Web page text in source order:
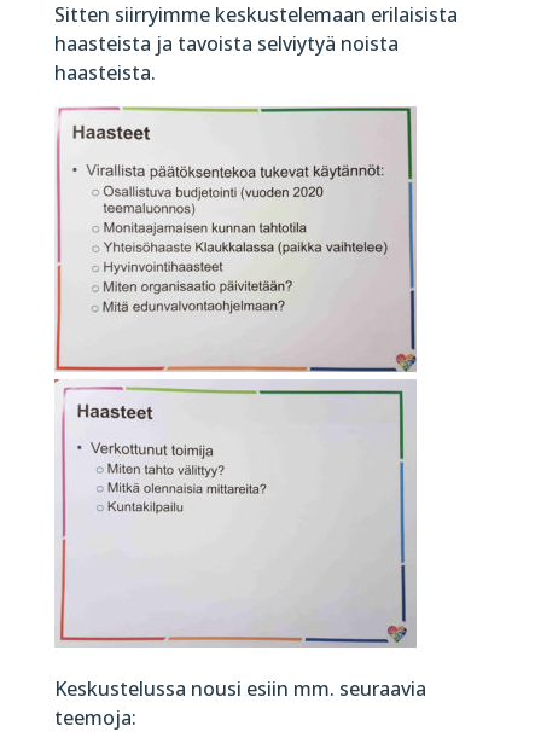
Sitten siirryimme keskustelemaan erilaisista
haasteista ja tavoista selviytyä noista
haasteista.
Keskustelussa nousi esiin mm. seuraavia
teemoja: